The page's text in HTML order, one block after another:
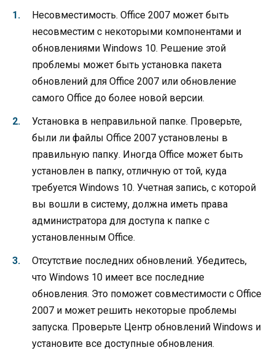
Несовместимость. Office 2007 может быть
несовместим с некоторыми компонентами и
обновлениями Windows 10. Решение этой
проблемы может быть установка пакета
обновлений для Office 2007 или обновление
самого Office до более новой версии.
Установка в неправильной папке. Проверьте,
были ли файлы Office 2007 установлены в
правильную папку. Иногда Office может быть
установлен в папку, отличную от той, куда
требуется Windows 10. Учетная запись, с которой
вы вошли в систему, должна иметь права
администратора для доступа к папке с
установленным Office.
Отсутствие последних обновлений. Убедитесь,
что Windows 10 имеет все последние
обновления. Это поможет совместимости с Office
2007 и может решить некоторые проблемы
запуска. Проверьте Центр обновлений Windows и
установите все доступные обновления.